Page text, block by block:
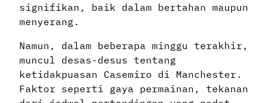
signifikan, baik dalam bertahan maupun
menyerang.
Namun, dalam beberapa minggu terakhir,
muncul desas-desus tentang
ketidakpuasan Casemiro di Manchester.
Faktor seperti gaya permainan, tekanan